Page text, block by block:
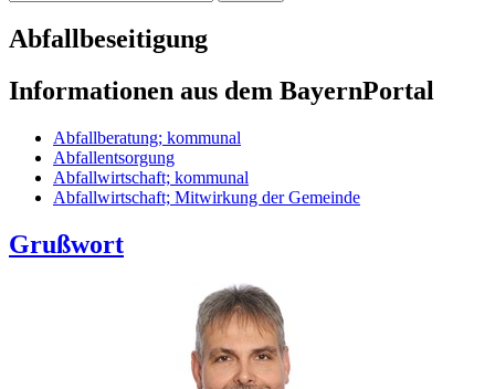
Abfallbeseitigung
Informationen aus dem BayernPortal
Abfallberatung; kommunal
Abfallentsorgung
Abfallwirtschaft; kommunal
Abfallwirtschaft; Mitwirkung der Gemeinde
Grußwort